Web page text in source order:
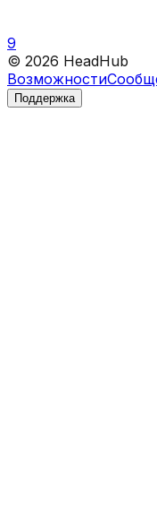
9
© 2026 HeadHub
Возможности
Поддержка